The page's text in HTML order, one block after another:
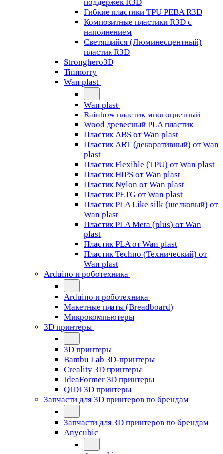
поддержек R3D
Гибкие пластики TPU PEBA R3D
Композитные пластики R3D с
наполнением
Светящийся (Люминесцентный)
пластик R3D
Stronghero3D
Tinmorry
Wan plast
Wan plast
Rainbow пластик многоцветный
Wood древесный PLA пластик
Пластик ABS от Wan plast
Пластик ART (декоративный) от Wan
plast
Пластик Flexible (TPU) от Wan plast
Пластик HIPS от Wan plast
Пластик Nylon от Wan plast
Пластик PETG от Wan plast
Пластик PLA Like silk (шелковый) от
Wan plast
Пластик PLA Meta (plus) от Wan
plast
Пластик PLA от Wan plast
Пластик Techno (Технический) от
Wan plast
Arduino и роботехника
Arduino и роботехника
Макетные платы (Breadboard)
Микрокомпьютеры
3D принтеры
3D принтеры
Bambu Lab 3D-принтеры
Creality 3D принтеры
IdeaFormer 3D принтеры
QIDI 3D принтеры
Запчасти для 3D принтеров по брендам
Запчасти для 3D принтеров по брендам
Anycubic